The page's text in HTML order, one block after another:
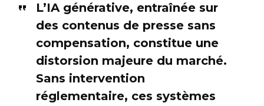
L’IA générative, entraînée sur
des contenus de presse sans
compensation, constitue une
distorsion majeure du marché.
Sans intervention
réglementaire, ces systèmes